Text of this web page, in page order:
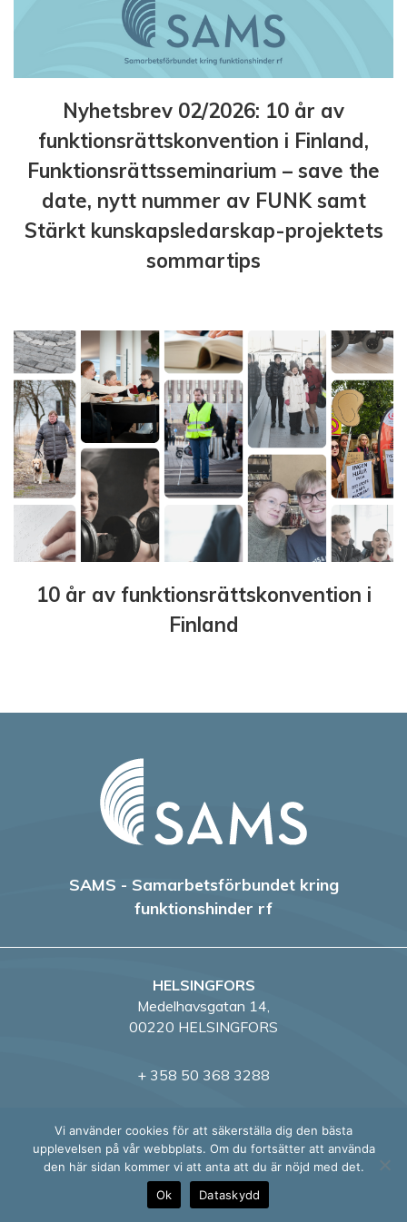
Nyhetsbrev 02/2026: 10 år av
funktionsrättskonvention i Finland,
Funktionsrättsseminarium – save the
date, nytt nummer av FUNK samt
Stärkt kunskapsledarskap-projektets
sommartips
10 år av funktionsrättskonvention i
Finland
SAMS - Samarbetsförbundet kring
funktionshinder rf
HELSINGFORS
Medelhavsgatan 14,
00220 HELSINGFORS
+ 358 50 368 3288
VASA
Wasaborgsgränden 4,
65100 VASA
+358 50 4318 888
Vi använder cookies för att säkerställa dig den bästa
upplevelsen på vår webbplats. Om du fortsätter att använda
den här sidan kommer vi att anta att du är nöjd med det.
Ok
Dataskydd